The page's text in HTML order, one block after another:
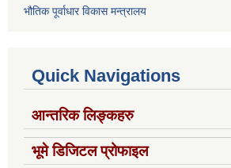
भौतिक पूर्वाधार विकास मन्त्रालय
Quick Navigations
आन्तरिक लिङ्कहरु
भूमे डिजिटल प्रोफाइल